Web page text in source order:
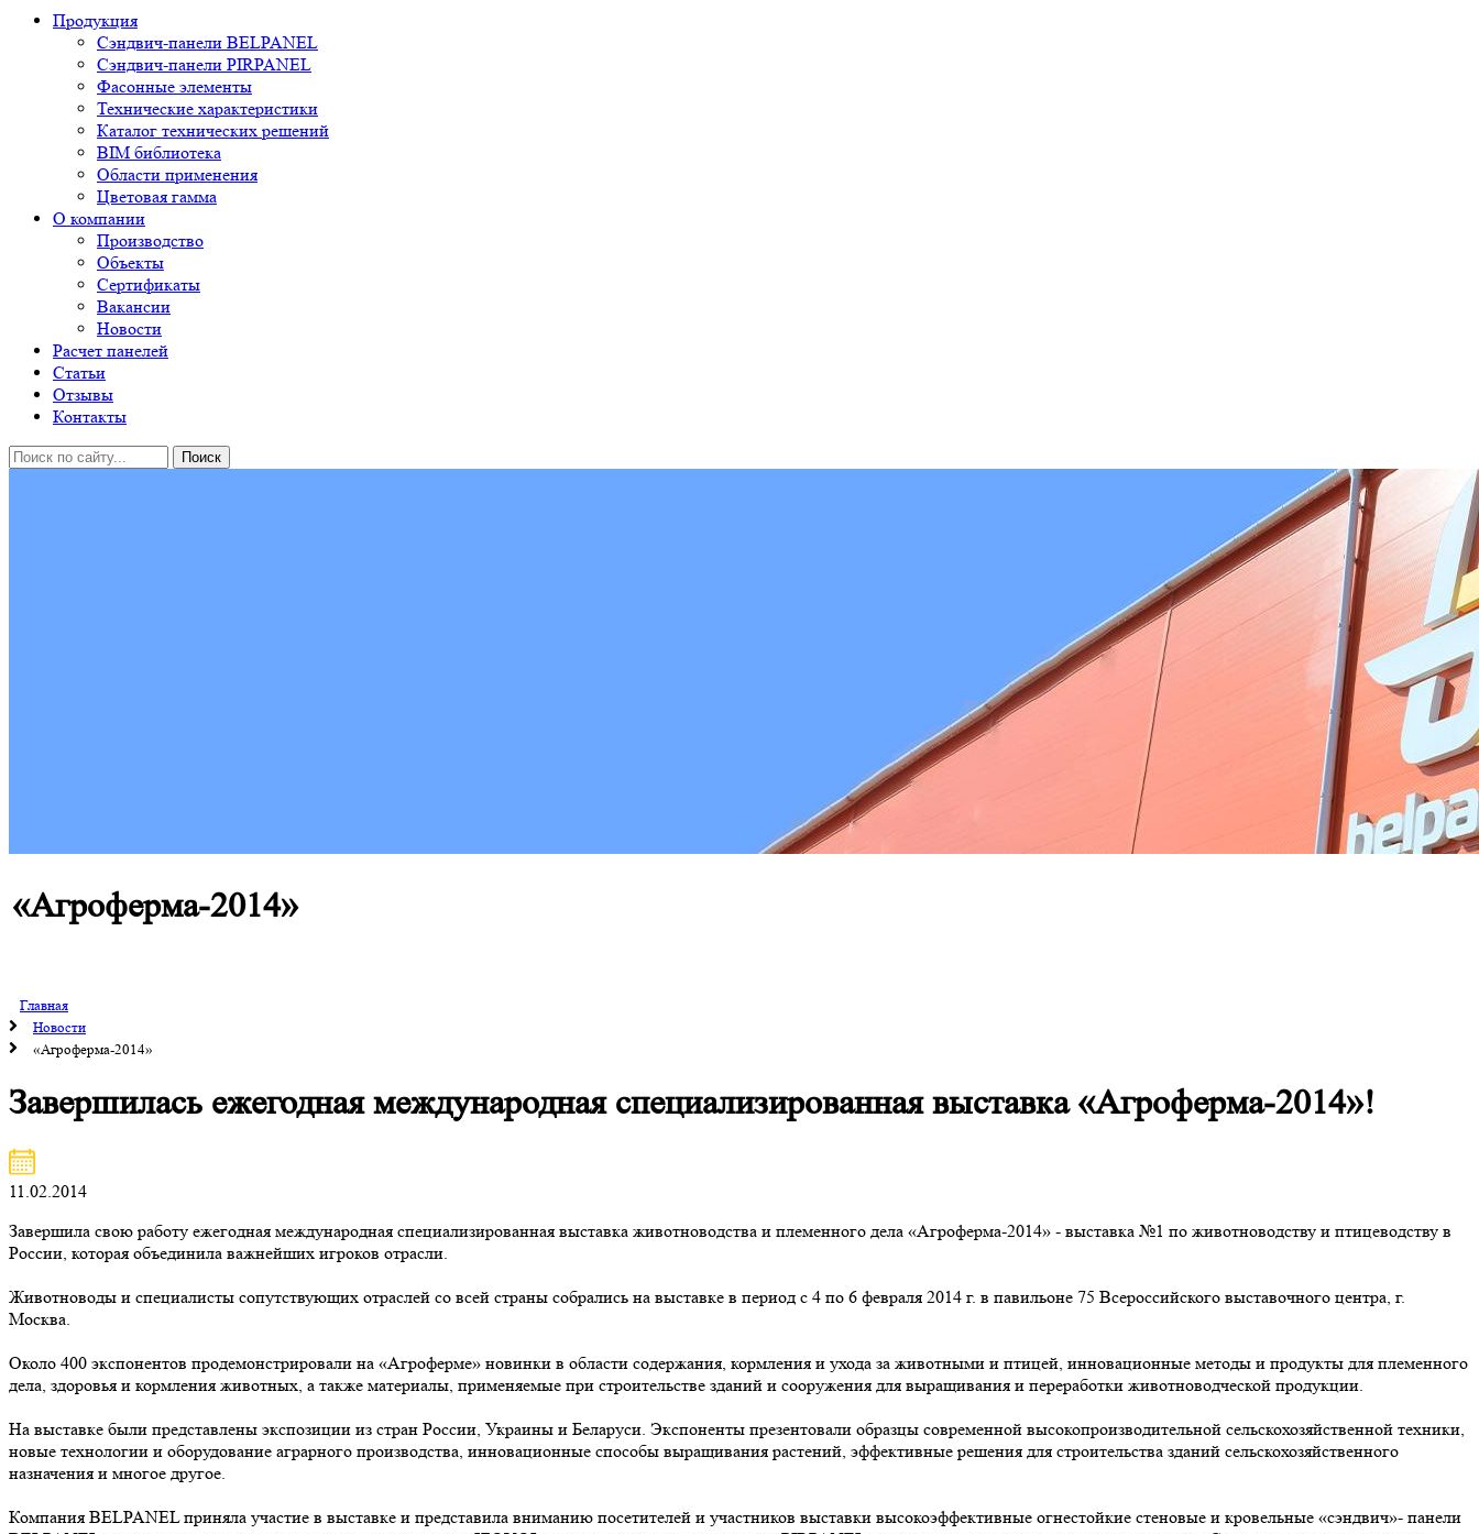
Продукция
Сэндвич-панели BELPANEL
Сэндвич-панели PIRPANEL
Фасонные элементы
Технические характеристики
Каталог технических решений
BIM библиотека
Области применения
Цветовая гамма
О компании
Производство
Объекты
Сертификаты
Вакансии
Новости
Расчет панелей
Статьи
Отзывы
Контакты
«Агроферма-2014»
Главная
Новости
«Агроферма-2014»
Завершилась ежегодная международная специализированная выставка «Агроферма-2014»!
11.02.2014
Завершила свою работу ежегодная международная специализированная выставка животноводства и племенного дела «Агроферма-2014» - выставка №1 по животноводству и птицеводству в
России, которая объединила важнейших игроков отрасли.
Животноводы и специалисты сопутствующих отраслей со всей страны собрались на выставке в период с 4 по 6 февраля 2014 г. в павильоне 75 Всероссийского выставочного центра, г.
Москва.
Около 400 экспонентов продемонстрировали на «Агроферме» новинки в области содержания, кормления и ухода за животными и птицей, инновационные методы и продукты для племенного
дела, здоровья и кормления животных, а также материалы, применяемые при строительстве зданий и сооружения для выращивания и переработки животноводческой продукции.
На выставке были представлены экспозиции из стран России, Украины и Беларуси. Экспоненты презентовали образцы современной высокопроизводительной сельскохозяйственной техники,
новые технологии и оборудование аграрного производства, инновационные способы выращивания растений, эффективные решения для строительства зданий сельскохозяйственного
назначения и многое другое.
Компания BELPANEL приняла участие в выставке и представила вниманию посетителей и участников выставки высокоэффективные огнестойкие стеновые и кровельные «сэндвич»- панели